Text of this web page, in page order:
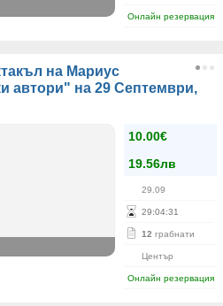
Онлайн резервация
на Мариус
автори" на 29 Септември,
10.00€
19.56лв
29.09
29:04:30
12 грабнати
Център
Онлайн резервация